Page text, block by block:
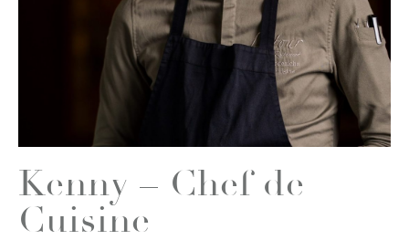
Kenny – Chef de
Cuisine